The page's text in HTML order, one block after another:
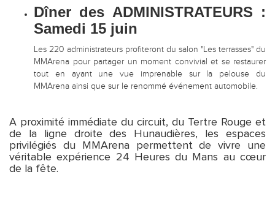
Dîner des ADMINISTRATEURS :
Samedi 15 juin
Les 220 administrateurs profiteront du salon "Les terrasses" du
MMArena pour partager un moment convivial et se restaurer
tout en ayant une vue imprenable sur la pelouse du
MMArena ainsi que sur le renommé événement automobile.
A proximité immédiate du circuit, du Tertre Rouge et
de la ligne droite des Hunaudières, les espaces
privilégiés du MMArena permettent de vivre une
véritable expérience 24 Heures du Mans au cœur
de la fête.